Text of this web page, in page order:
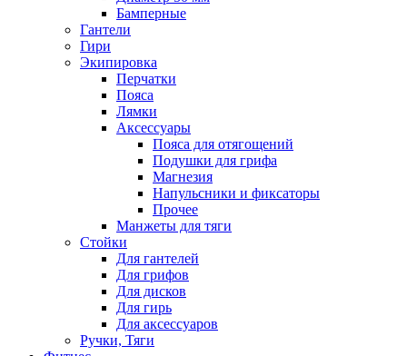
Бамперные
Гантели
Гири
Экипировка
Перчатки
Пояса
Лямки
Аксессуары
Пояса для отягощений
Подушки для грифа
Магнезия
Напульсники и фиксаторы
Прочее
Манжеты для тяги
Стойки
Для гантелей
Для грифов
Для дисков
Для гирь
Для аксессуаров
Ручки, Тяги